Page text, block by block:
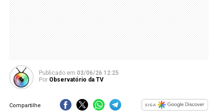
Publicado em 03/06/26 12:25
Por Observatório da TV
Compartilhe